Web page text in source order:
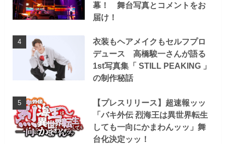
幕！ 舞台写真とコメントをお
届け！
衣装もヘアメイクもセルフプロ
デュース 高橋駿一さんが語る
1st写真集「 STILL PEAKING 」
の制作秘話
【プレスリリース】超速報ッッ
「バキ外伝 烈海王は異世界転生
しても一向にかまわんッッ」舞
台化決定ッッ！